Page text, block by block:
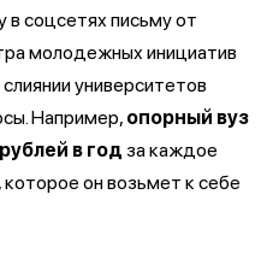
соцсетях письму от
молодежных инициатив
университетов
Например, опорный вуз
в год за каждое
он возьмет к себе